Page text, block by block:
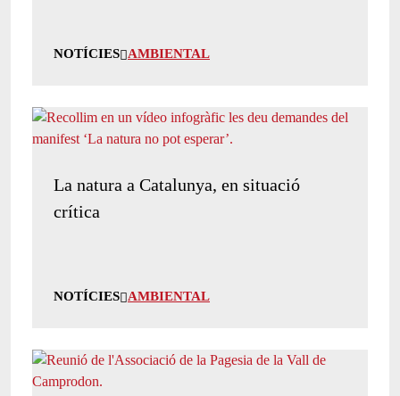
NOTÍCIES AMBIENTAL
La natura a Catalunya, en situació
crítica
NOTÍCIES AMBIENTAL